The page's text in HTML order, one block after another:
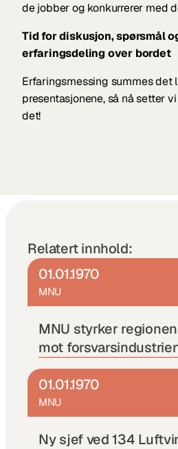
de jobber og konkurrerer med
Tid for diskusjon, spørsmål
erfaringsdeling over bordet
Erfaringsmessing summes
presentasjonene, så nå setter
det!
Relatert innhold:
01.01.1970
MNU
MNU styrker
mot
01.01.1970
MNU
Ny sjef ved 134